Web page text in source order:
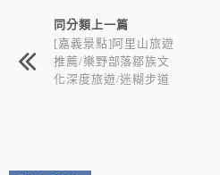
相連文章同分類上一篇
[嘉義景點]阿里山旅遊
推薦/樂野部落鄒族文
化深度旅遊/迷糊步道